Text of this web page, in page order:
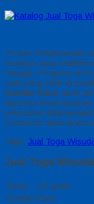
Prosen Pelaksanaan
mulanya atau
minggu, Progress
saat yang udah di
Sumba Timur akan
diproses lewat
pelunasan
Costumer akan terima
Tags: Jual Toga
Jual Toga
Berat
0.5 gram
Kondisi Baru